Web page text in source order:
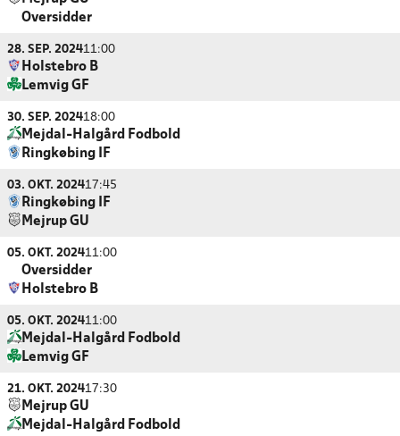
Oversidder
28. SEP. 202411:00
Holstebro B
Lemvig GF
30. SEP. 202418:00
Mejdal-Halgård Fodbold
Ringkøbing IF
03. OKT. 202417:45
Ringkøbing IF
Mejrup GU
05. OKT. 202411:00
Oversidder
Holstebro B
05. OKT. 202411:00
Mejdal-Halgård Fodbold
Lemvig GF
21. OKT. 202417:30
Mejrup GU
Mejdal-Halgård Fodbold